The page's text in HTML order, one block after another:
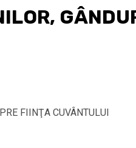
FIINŢA CUVÂNTULUI